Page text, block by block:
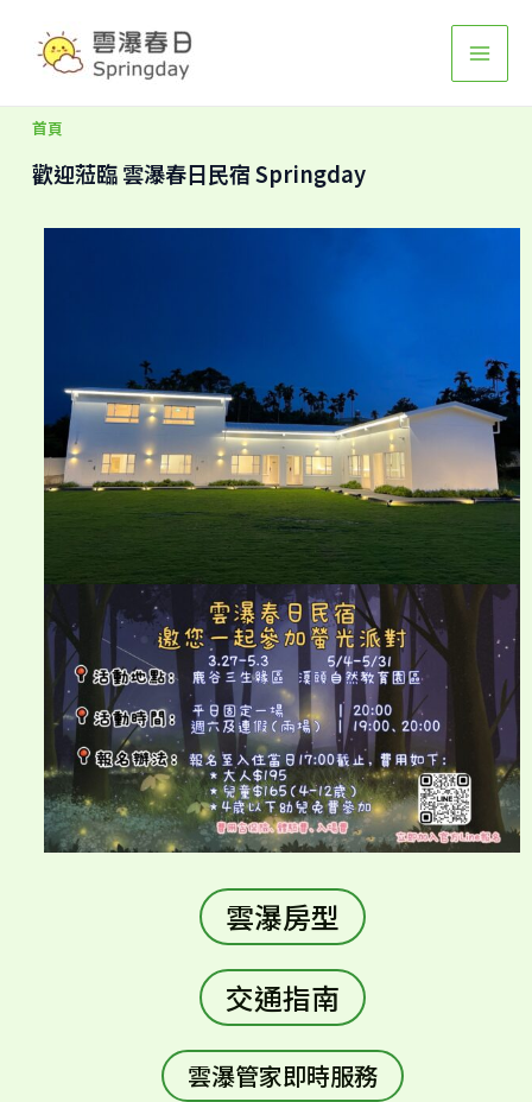
首頁
歡迎蒞臨 雲瀑春日民宿 Springday
雲瀑房型
交通指南
雲瀑管家即時服務